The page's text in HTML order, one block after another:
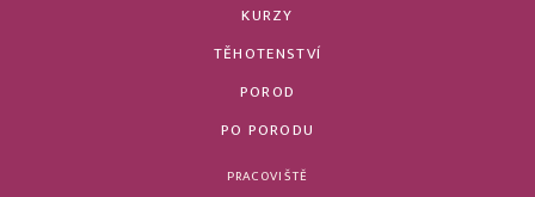
KURZY
TĚHOTENSTVÍ
POROD
PO PORODU
PRACOVIŠTĚ